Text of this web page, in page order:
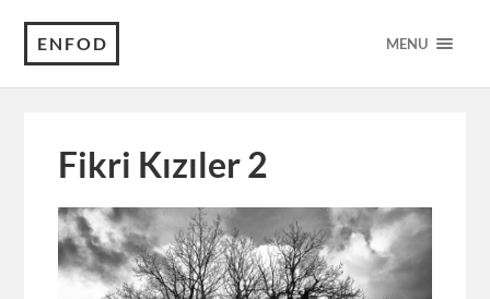
ENFOD MENU
Fikri Kızıler 2